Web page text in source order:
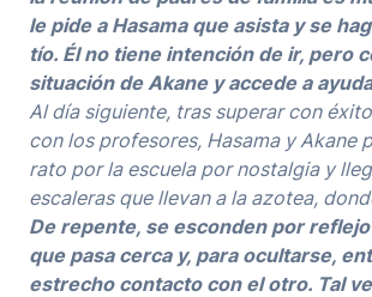
le pide a Hasama que asista y se
tío. Él no tiene intención de ir, pero
situación de Akane y accede a
Al día siguiente, tras superar con
con los profesores, Hasama y Akane
rato por la escuela por nostalgia y
escaleras que llevan a la azotea,
De repente, se esconden por
que pasa cerca y, para ocultarse,
estrecho contacto con el otro. Tal